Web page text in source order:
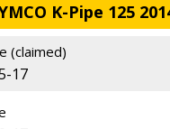
K-Pipe 125
(claimed)
17